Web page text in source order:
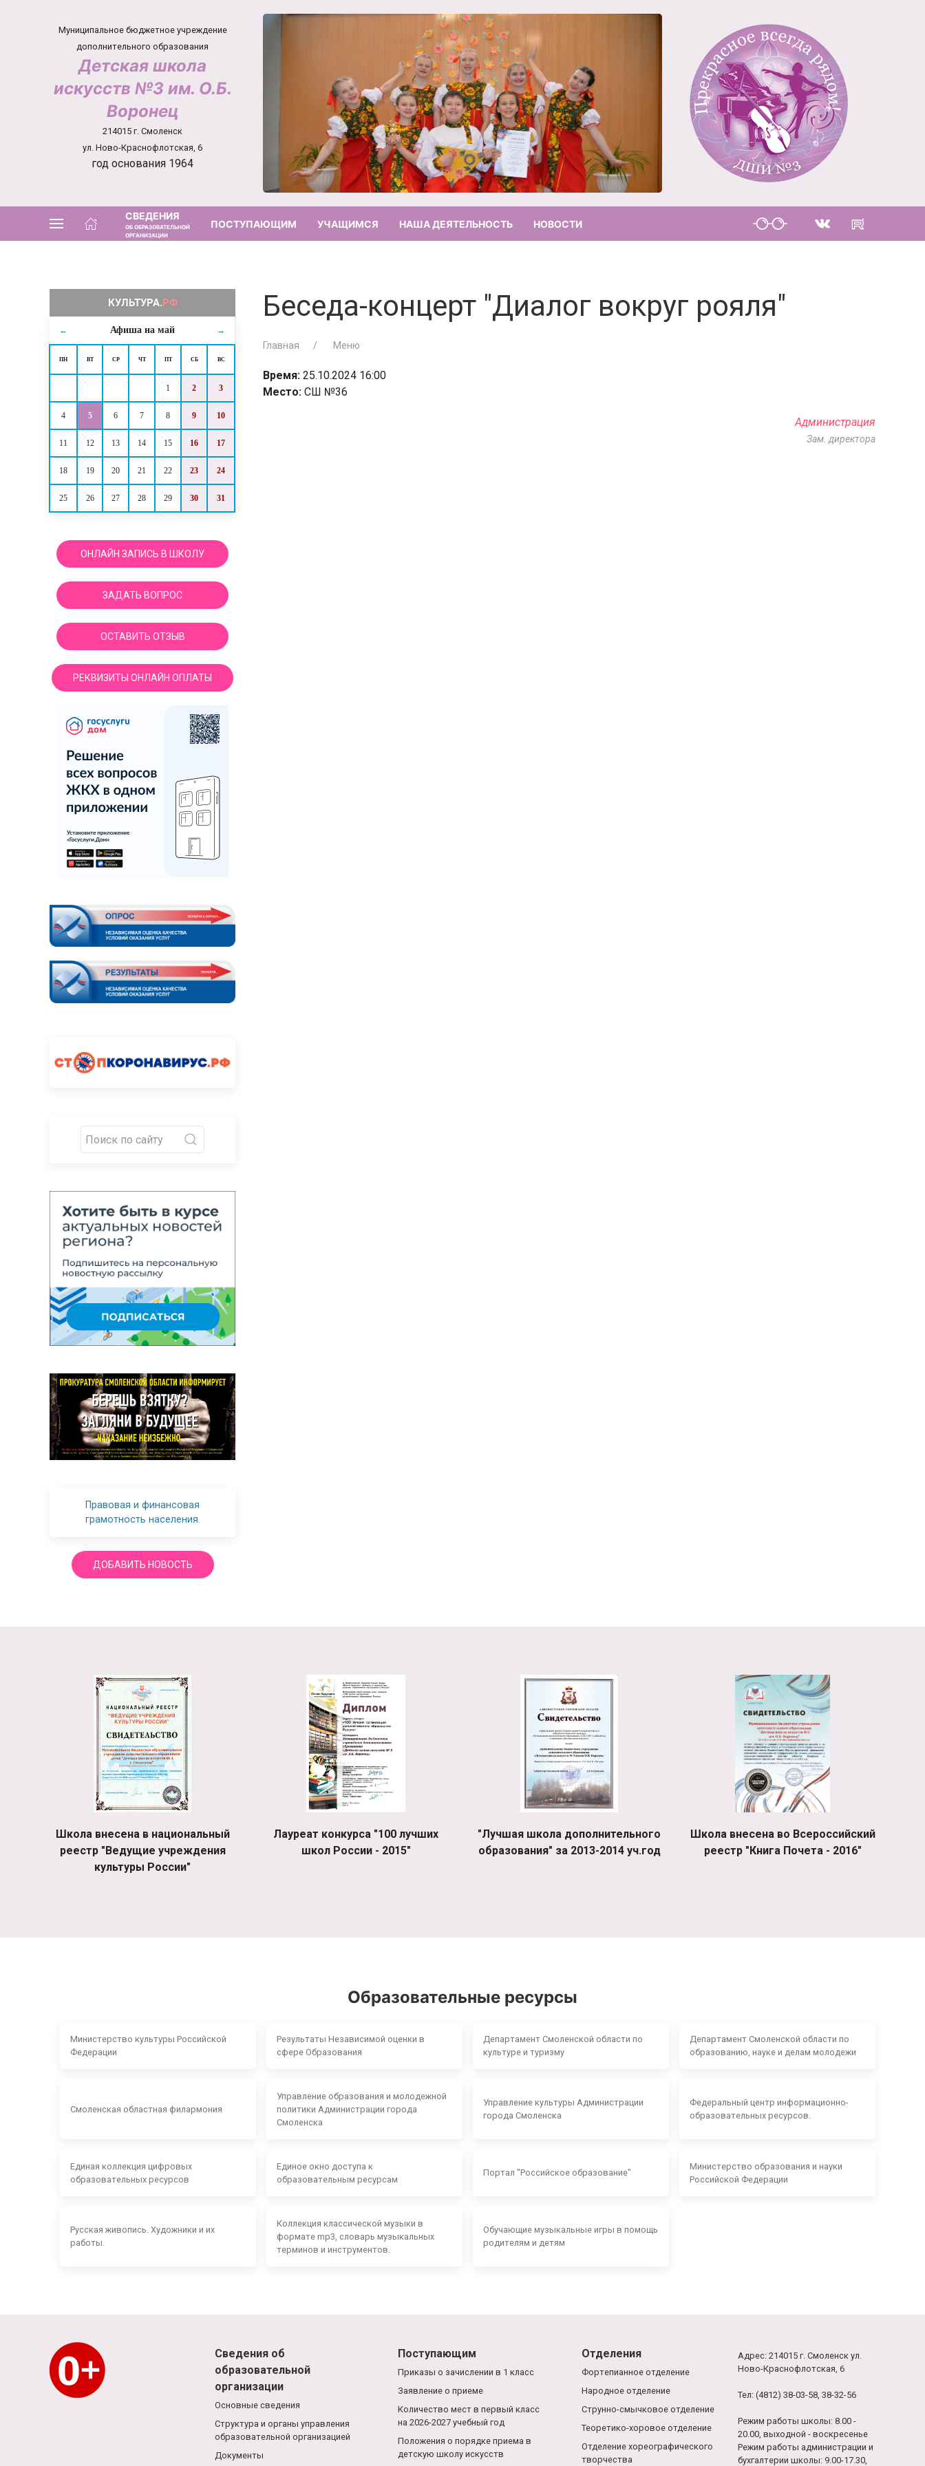
Муниципальное бюджетное учреждение
дополнительного образования
Детская школа
искусств №3 им. О.Б.
Воронец
214015 г. Смоленск
ул. Ново-Краснофлотская, 6
год основания 1964
СВЕДЕНИЯ
ОБ ОБРАЗОВАТЕЛЬНОЙ
ОРГАНИЗАЦИИ
ПОСТУПАЮЩИМ УЧАЩИМСЯ НАША ДЕЯТЕЛЬНОСТЬ НОВОСТИ
← Афиша на май →
ПН ВТ СР ЧТ ПТ СБ ВС
1 2 3
4 5 6 7 8 9 10
11 12 13 14 15 16 17
18 19 20 21 22 23 24
25 26 27 28 29 30 31
ОНЛАЙН ЗАПИСЬ В ШКОЛУ
ЗАДАТЬ ВОПРОС
ОСТАВИТЬ ОТЗЫВ
РЕКВИЗИТЫ ОНЛАЙН ОПЛАТЫ
Правовая и финансовая
грамотность населения.
ДОБАВИТЬ НОВОСТЬ
Беседа-концерт "Диалог вокруг рояля"
Главная Меню
Время: 25.10.2024 16:00
Место: СШ №36
Администрация
Зам. директора
Школа внесена в национальный
реестр "Ведущие учреждения
культуры России"
Лауреат конкурса "100 лучших
школ России - 2015"
"Лучшая школа дополнительного
образования" за 2013-2014 уч.год
Школа внесена во Всероссийский
реестр "Книга Почета - 2016"
Образовательные ресурсы
Министерство культуры Российской
Федерации
Результаты Независимой оценки в
сфере Образования
Департамент Смоленской области по
культуре и туризму
Департамент Смоленской области по
образованию, науке и делам молодежи
Смоленская областная филармония
Управление образования и молодежной
политики Администрации города
Смоленска
Управление культуры Администрации
города Смоленска
Федеральный центр информационно-
образовательных ресурсов.
Единая коллекция цифровых
образовательных ресурсов
Единое окно доступа к
образовательным ресурсам
Портал "Российское образование"
Министерство образования и науки
Российской Федерации
Русская живопись. Художники и их
работы.
Коллекция классической музыки в
формате mp3, словарь музыкальных
терминов и инструментов.
Обучающие музыкальные игры в помощь
родителям и детям
Сведения об
образовательной
организации
Основные сведения
Структура и органы управления
образовательной организацией
Документы
Поступающим
Приказы о зачислении в 1 класс
Заявление о приеме
Количество мест в первый класс
на 2026-2027 учебный год
Положения о порядке приема в
детскую школу искусств
Отделения
Фортепианное отделение
Народное отделение
Струнно-смычковое отделение
Теоретико-хоровое отделение
Отделение хореографического
творчества
Адрес: 214015 г. Смоленск ул.
Ново-Краснофлотская, 6
Тел: (4812) 38-03-58, 38-32-56
Режим работы школы: 8.00 -
20.00, выходной - воскресенье
Режим работы администрации и
бухгалтерии школы: 9.00-17.30,